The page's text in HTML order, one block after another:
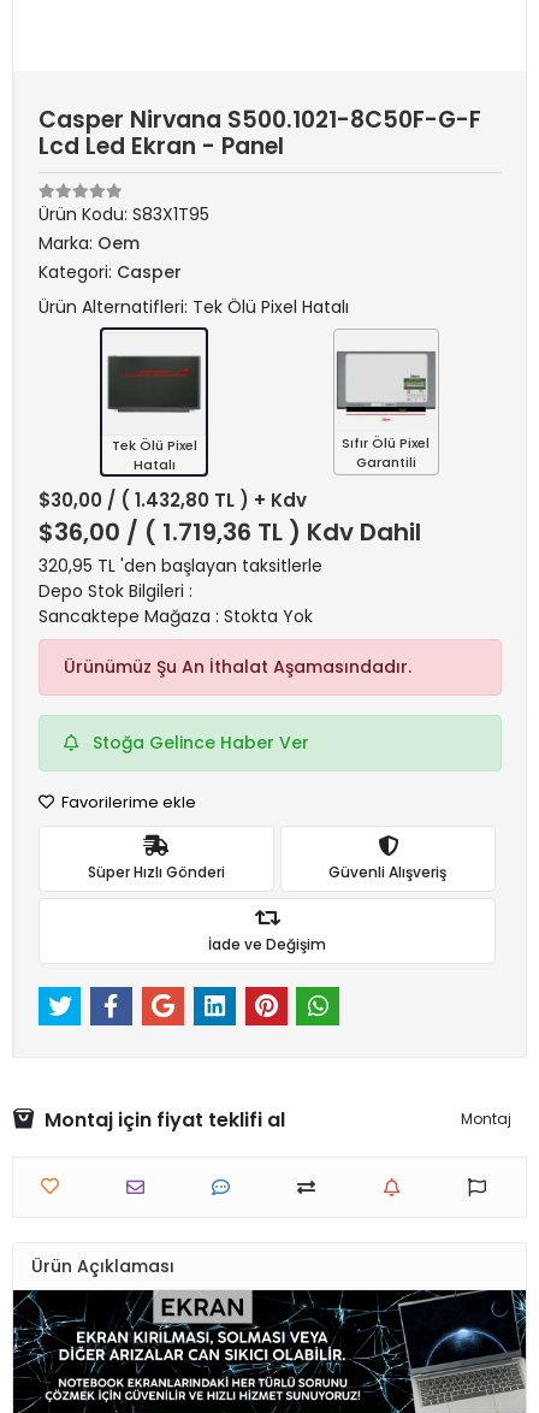
Casper Nirvana S500.1021-8C50F-G-F
Lcd Led Ekran - Panel
Ürün Kodu: S83X1T95
Marka: Oem
Kategori: Casper
Ürün Alternatifleri: Tek Ölü Pixel Hatalı
Tek Ölü Pixel
Hatalı
Sıfır Ölü Pixel
Garantili
$30,00 / ( 1.432,80 TL ) + Kdv
$36,00 / ( 1.719,36 TL ) Kdv Dahil
320,95 TL 'den başlayan taksitlerle
Depo Stok Bilgileri :
Sancaktepe Mağaza : Stokta Yok
Ürünümüz Şu An İthalat Aşamasındadır.
Stoğa Gelince Haber Ver
Favorilerime ekle
Süper Hızlı Gönderi Güvenli Alışveriş
İade ve Değişim
Montaj için fiyat teklifi al Montaj
Ürün Açıklaması